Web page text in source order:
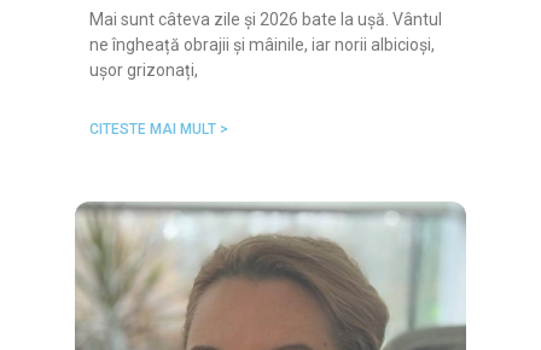
Mai sunt câteva zile și 2026 bate la ușă. Vântul
ne îngheață obrajii și mâinile, iar norii albicioși,
ușor grizonați,
CITESTE MAI MULT >